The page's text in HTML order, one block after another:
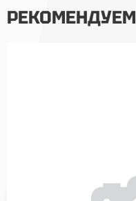
РЕКОМЕНДУЕМ